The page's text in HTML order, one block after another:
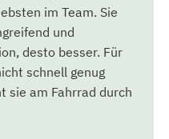
sehr schnell
manchmal noch
sehr kompetitiver